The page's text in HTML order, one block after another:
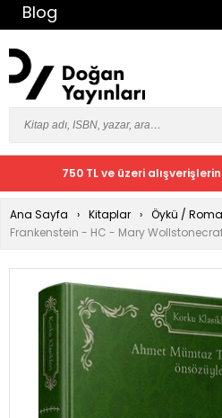
Blog
750 TL ve üzeri
Ana Sayfa Kitaplar
Öykü /
Frankenstein - HC - Mary